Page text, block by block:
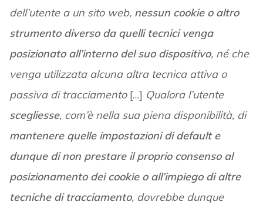
dell’utente a un sito web, nessun cookie o altro
strumento diverso da quelli tecnici venga
posizionato all’interno del suo dispositivo, né che
venga utilizzata alcuna altra tecnica attiva o
passiva di tracciamento[…] Qualora l’utente
scegliesse, com’è nella sua piena disponibilità, di
mantenere quelle impostazioni di default e
dunque di non prestare il proprio consenso al
posizionamento dei cookie o all’impiego di altre
tecniche di tracciamento, dovrebbe dunque